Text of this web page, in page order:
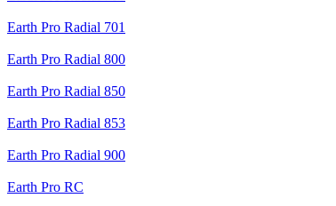
Earth Pro Radial 701
Earth Pro Radial 800
Earth Pro Radial 850
Earth Pro Radial 853
Earth Pro Radial 900
Earth Pro RC